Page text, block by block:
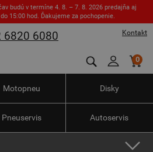
budú v termíne 4. 8. – 7. 8. 2026 predajňa aj
15:00 hod. Ďakujeme za pochopenie.
Kontakt
6820 6080
0
Motopneu Disky
Pneuservis Autoservis